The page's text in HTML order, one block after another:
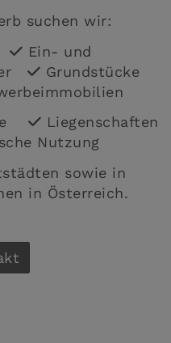
suchen wir:
Ein- und
Grundstücke
Liegenschaften
Nutzung
sowie in
in Österreich.